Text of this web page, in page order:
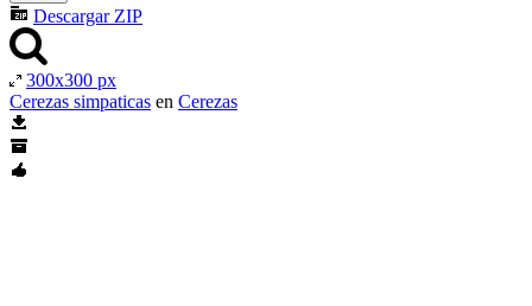
Descargar ZIP
300x300 px
Cerezas simpaticas en Cerezas